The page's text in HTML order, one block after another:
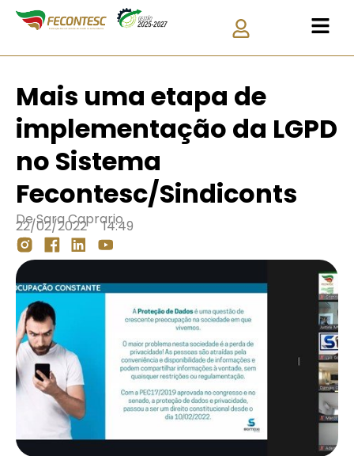
Mais uma etapa de
implementação da LGPD
no Sistema
Fecontesc/Sindiconts
DeSara Caprario
22/02/2022 14:49